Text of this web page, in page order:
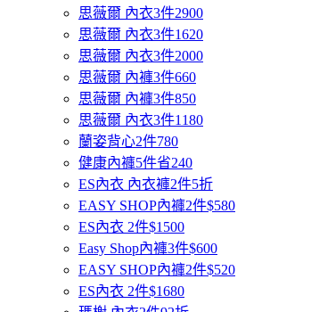
思薇爾 內衣3件2900
思薇爾 內衣3件1620
思薇爾 內衣3件2000
思薇爾 內褲3件660
思薇爾 內褲3件850
思薇爾 內衣3件1180
蘭姿背心2件780
健康內褲5件省240
ES內衣 內衣褲2件5折
EASY SHOP內褲2件$580
ES內衣 2件$1500
Easy Shop內褲3件$600
EASY SHOP內褲2件$520
ES內衣 2件$1680